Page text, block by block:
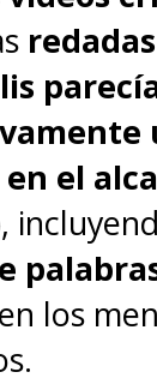
en
no
los
el
,
en los